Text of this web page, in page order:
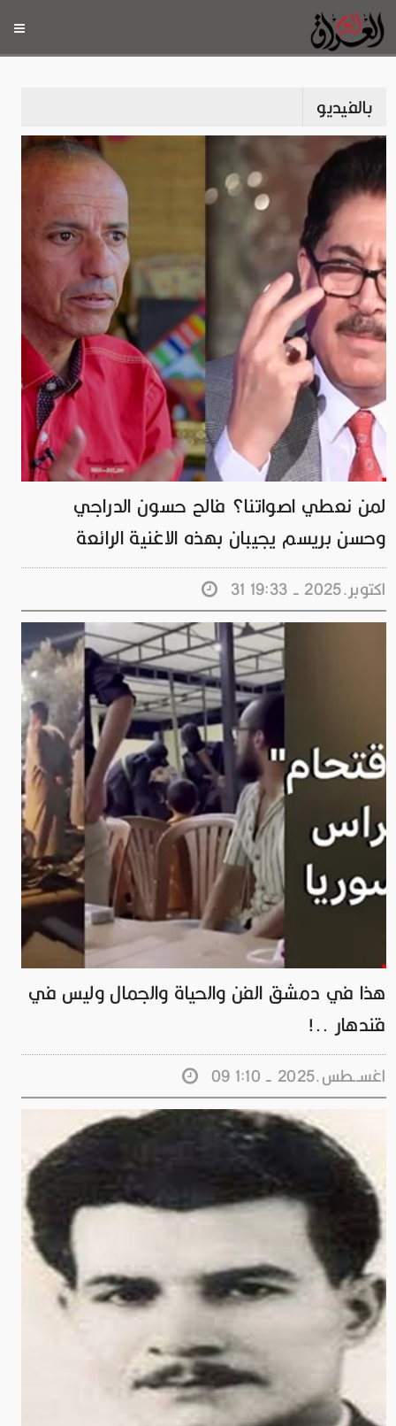
بالفيديو
لمن نعطي اصواتنا؟ فالح حسون الدراجي
وحسن بريسم يجيبان بهذه الاغنية الرائعة
31 اكتوبر.2025 - 19:33
هذا في دمشق الفن والحياة والجمال وليس في
قندهار ..!
09 اغســطس.2025 - 1:10